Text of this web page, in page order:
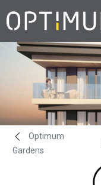
Optimum
Gardens